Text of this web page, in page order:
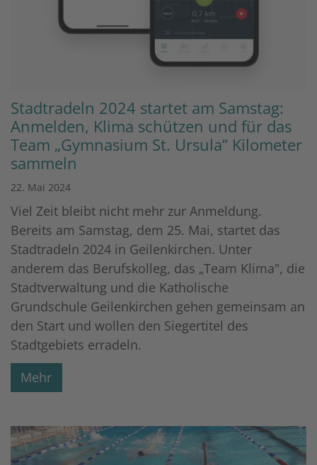
Stadtradeln 2024 startet am Samstag:
Anmelden, Klima schützen und für das
Team „Gymnasium St. Ursula“ Kilometer
sammeln
22. Mai 2024
Viel Zeit bleibt nicht mehr zur Anmeldung.
Bereits am Samstag, dem 25. Mai, startet das
Stadtradeln 2024 in Geilenkirchen. Unter
anderem das Berufskolleg, das „Team Klima", die
Stadtverwaltung und die Katholische
Grundschule Geilenkirchen gehen gemeinsam an
den Start und wollen den Siegertitel des
Stadtgebiets erradeln.
Mehr